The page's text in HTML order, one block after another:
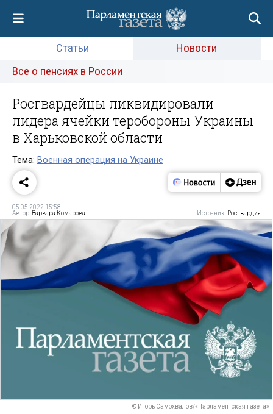
Статьи
Новости
Все о пенсиях в России
Росгвардейцы ликвидировали
лидера ячейки теробороны Украины
в Харьковской области
Тема: Военная операция на Украине
05.05.2022 15:58
Автор: Варвара Комарова Источник: Росгвардия
© Игорь Самохвалов/«Парламентская газета»